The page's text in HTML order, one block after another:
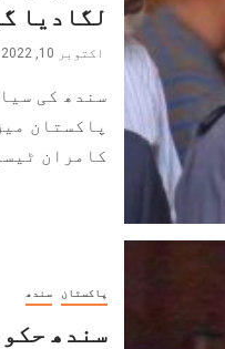
لگادیا
اکتوبر 10, 2022
سندھ کی
پاکستان
کامران
پاکستان سندھ
سندھ